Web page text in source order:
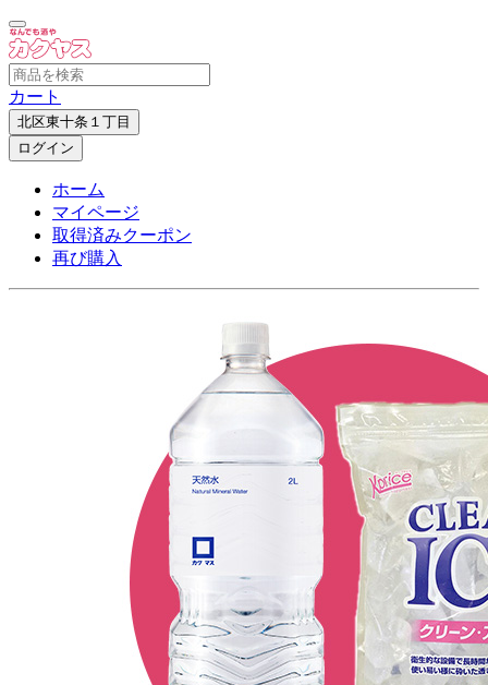
カート
北区東十条１丁目
ログイン
ホーム
マイページ
取得済みクーポン
再び購入